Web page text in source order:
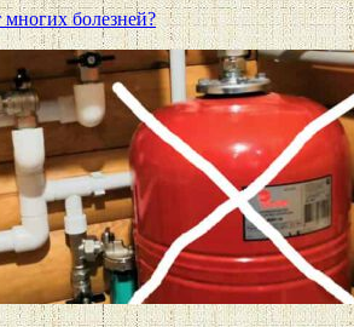
болезней?